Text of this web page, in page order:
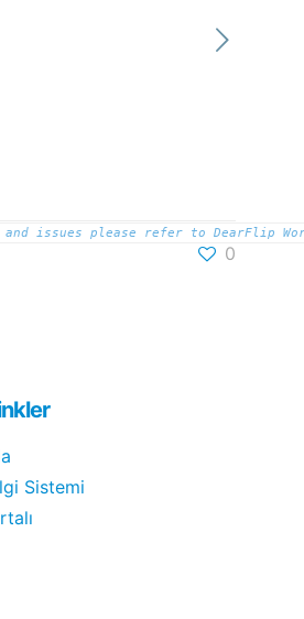
issues please refer to DearFlip
0
Sistemi